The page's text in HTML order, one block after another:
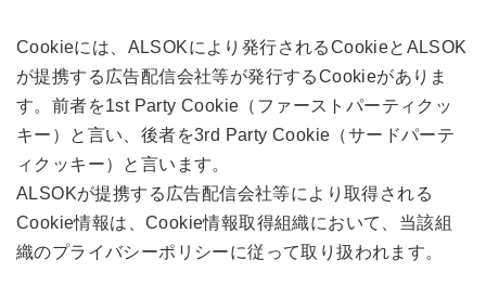
Cookieには、ALSOKにより発行されるCookieとALSOK
が提携する広告配信会社等が発行するCookieがありま
す。前者を1st Party Cookie（ファーストパーティクッ
キー）と言い、後者を3rd Party Cookie（サードパーテ
ィクッキー）と言います。
ALSOKが提携する広告配信会社等により取得される
Cookie情報は、Cookie情報取得組織において、当該組
織のプライバシーポリシーに従って取り扱われます。